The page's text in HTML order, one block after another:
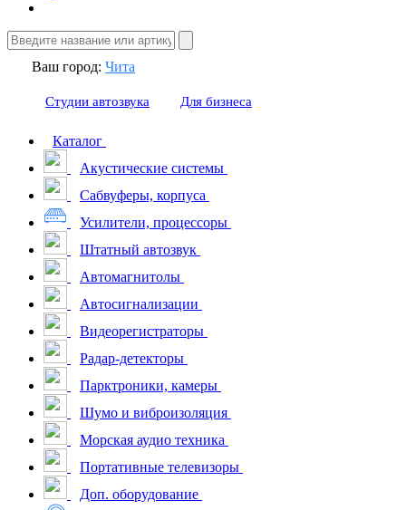
Ваш город: Чита
Студии автозвука Для бизнеса
Каталог
Акустические системы
Сабвуферы, корпуса
Усилители, процессоры
Штатный автозвук
Автомагнитолы
Автосигнализации
Видеорегистраторы
Радар-детекторы
Парктроники, камеры
Шумо и виброизоляция
Морская аудио техника
Портативные телевизоры
Доп. оборудование